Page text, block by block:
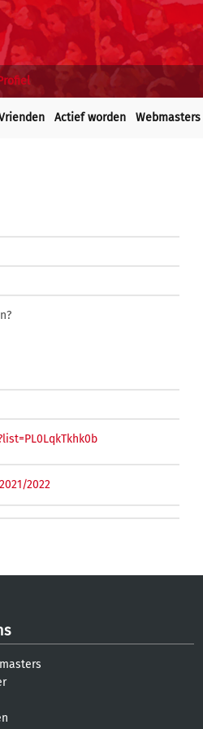
Actief worden Webmasters
2022